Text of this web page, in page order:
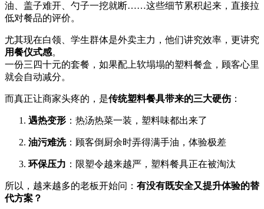
油、盖子难开、勺子一挖就断……这些细节累积起来，直接拉
低对餐品的评价。
尤其现在白领、学生群体是外卖主力，他们讲究效率，更讲究
用餐仪式感。
一份三四十元的套餐，如果配上软塌塌的塑料餐盒，顾客心里
就会自动减分。
而真正让商家头疼的，是传统塑料餐具带来的三大硬伤：
遇热变形 ：热汤热菜一装，塑料味都出来了
油污难洗：顾客倒厨余时弄得满手油，体验极差
环保压力 ：限塑令越来越严，塑料餐具正在被淘汰
所以，越来越多的老板开始问： 有没有既安全又提升体验的替
代方案？